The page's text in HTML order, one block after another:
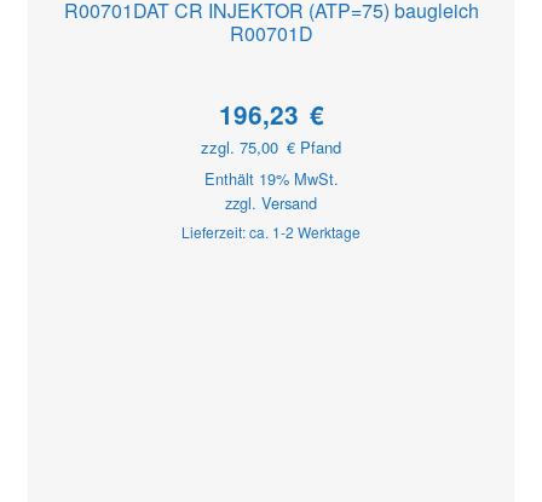
R00701DAT CR INJEKTOR (ATP=75) baugleich
R00701D
196,23 €
zzgl. 75,00 € Pfand
Enthält 19% MwSt.
zzgl. Versand
Lieferzeit: ca. 1-2 Werktage